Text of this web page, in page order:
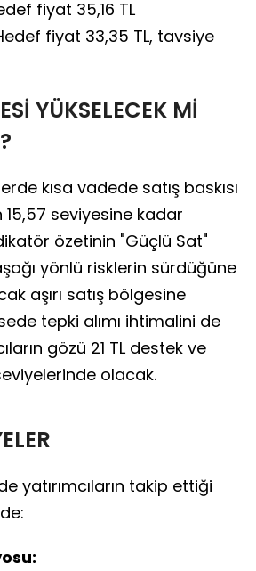
fiyat 35,16 TL
fiyat 33,35 TL, tavsiye
YÜKSELECEK Mİ
kısa vadede satış baskısı
15,57 seviyesine kadar
özetinin "Güçlü Sat"
yönlü risklerin sürdüğüne
aşırı satış bölgesine
tepki alımı ihtimalini de
gözü 21 TL destek ve
olacak.
yatırımcıların takip ettiği